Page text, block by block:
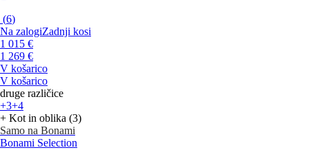
(6)
Na zalogiZadnji kosi
1 015 €
1 269 €
V košarico
V košarico
druge različice
+3+4
+ Kot in oblika (3)
Samo na Bonami
Bonami Selection